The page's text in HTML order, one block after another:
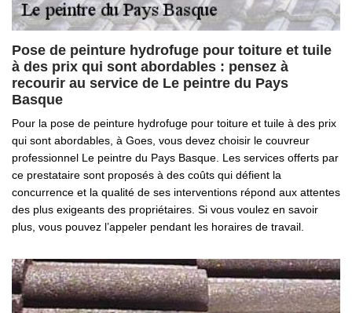
Pose de peinture hydrofuge pour toiture et tuile
à des prix qui sont abordables : pensez à
recourir au service de Le peintre du Pays
Basque
Pour la pose de peinture hydrofuge pour toiture et tuile à des prix
qui sont abordables, à Goes, vous devez choisir le couvreur
professionnel Le peintre du Pays Basque. Les services offerts par
ce prestataire sont proposés à des coûts qui défient la
concurrence et la qualité de ses interventions répond aux attentes
des plus exigeants des propriétaires. Si vous voulez en savoir
plus, vous pouvez l’appeler pendant les horaires de travail.